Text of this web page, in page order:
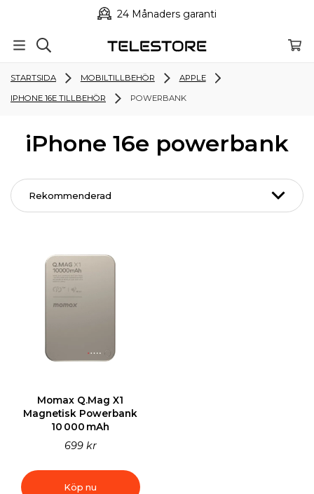
24 Månaders garanti
STARTSIDA MOBILTILLBEHÖR APPLE
IPHONE 16E TILLBEHÖR POWERBANK
iPhone 16e powerbank
Momax Q.Mag X1
Magnetisk Powerbank
10 000 mAh
699 kr
Köp nu